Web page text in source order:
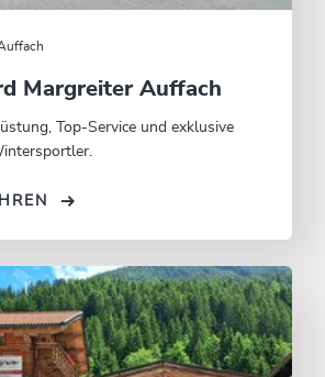
Margreiter Auffach
Top-Service und exklusive